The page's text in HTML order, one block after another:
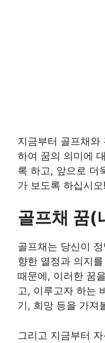
지금부터 골프채와
하여 꿈의 의미에
록 하고, 앞으로 더
가 보도록 하십시오!
골프채 꿈(
골프채는 당신이
향한 열정과 의지
때문에, 이러한 꿈
고, 이루고자 하는
기, 희망 등을 가져
그리고 지금부터